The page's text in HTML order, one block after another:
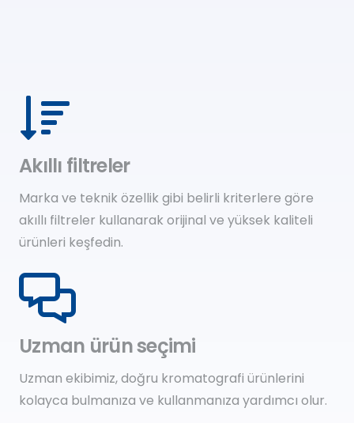
Akıllı filtreler
Marka ve teknik özellik gibi belirli kriterlere göre
akıllı filtreler kullanarak orijinal ve yüksek kaliteli
ürünleri keşfedin.
Uzman ürün seçimi
Uzman ekibimiz, doğru kromatografi ürünlerini
kolayca bulmanıza ve kullanmanıza yardımcı olur.